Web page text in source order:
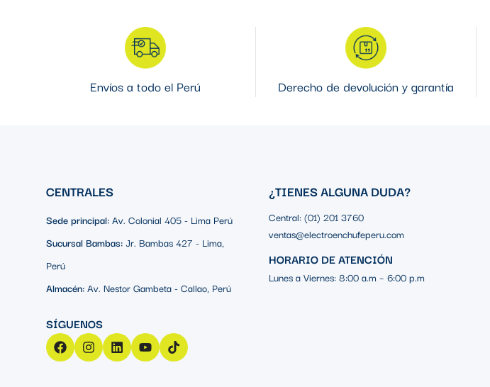
Envíos a todo el Perú Derecho de devolución y garantía
CENTRALES
Sede principal:Av. Colonial 405 - Lima Perú
Sucursal Bambas:Jr. Bambas 427 - Lima,
Perú
Almacén:Av. Nestor Gambeta - Callao, Perú
¿TIENES ALGUNA DUDA?
Central: (01) 201 3760
ventas@electroenchufeperu.com
HORARIO DE ATENCIÓN
Lunes a Viernes: 8:00 a.m – 6:00 p.m